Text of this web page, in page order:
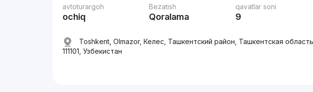
avtoturargoh
ochiq
Bezatish
Qoralama
qavatlar soni
9
Toshkent, Olmazor, Келес, Ташкентский район, Ташкентская область,
111101, Узбекистан